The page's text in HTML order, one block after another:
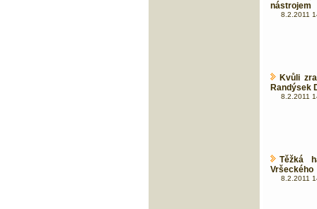
nástrojem
8.2.2011
Kvůli
Randýsek
8.2.2011
Těžká
Vršeckého
8.2.2011